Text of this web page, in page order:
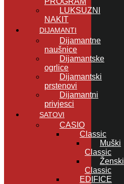
LUKSUZNI
NAKIT
DIJAMANTI
Dijamantne
naušnice
Dijamantske
ogrlice
Dijamantski
prstenovi
Dijamantni
privjesci
SATOVI
CASIO
Classic
Muški
Classic
Ženski
Classic
EDIFICE